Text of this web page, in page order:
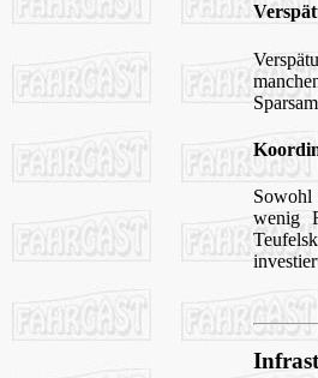
Sowohl
wenig